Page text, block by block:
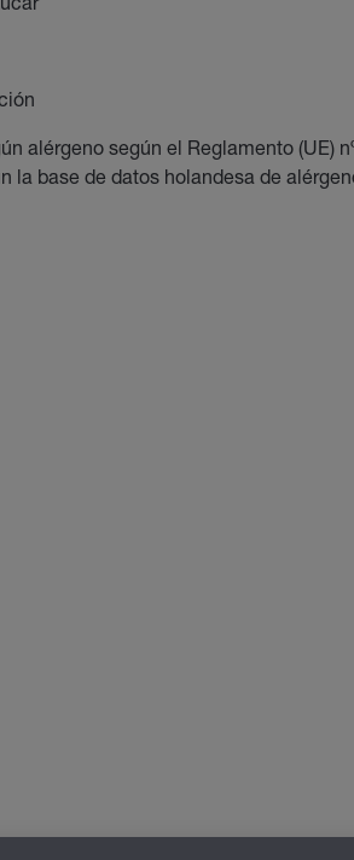
alérgeno según el Reglamento (UE)
la base de datos holandesa de